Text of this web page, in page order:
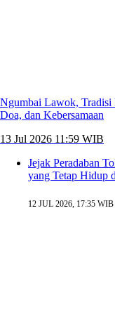
Ngumbai Lawok, Tradisi
Doa, dan Kebersamaan
13 Jul 2026 11:59 WIB
Jejak Peradaban
yang Tetap Hidup
12 JUL 2026, 17:35 WIB